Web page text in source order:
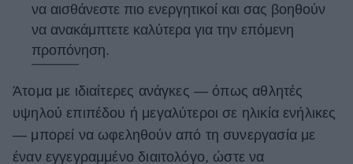
να αισθάνεστε πιο ενεργητικοί και σας βοηθούν
να ανακάμπτετε καλύτερα για την επόμενη
προπόνηση.
Άτομα με ιδιαίτερες ανάγκες — όπως αθλητές
υψηλού επιπέδου ή μεγαλύτεροι σε ηλικία ενήλικες
— μπορεί να ωφεληθούν από τη συνεργασία με
έναν εγγεγραμμένο διαιτολόγο, ώστε να